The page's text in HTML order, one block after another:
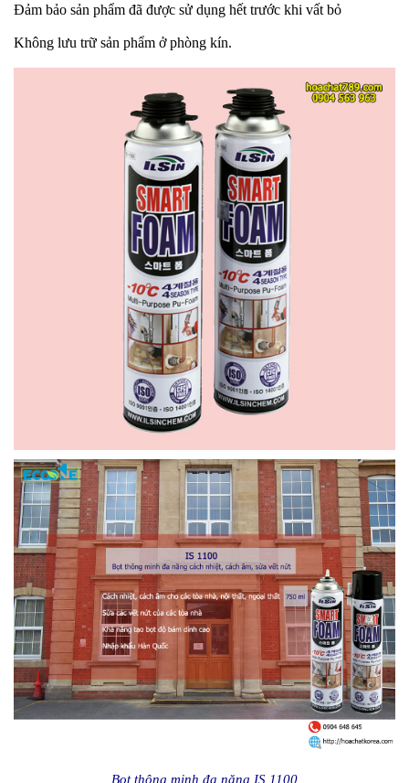
Đảm bảo sản phẩm đã được sử dụng hết trước khi vất bỏ
Không lưu trữ sản phẩm ở phòng kín.
Bọt thông minh đa năng IS 1100